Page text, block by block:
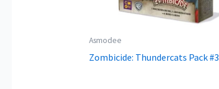
Asmodee
Zombicide: Thundercats Pack #3